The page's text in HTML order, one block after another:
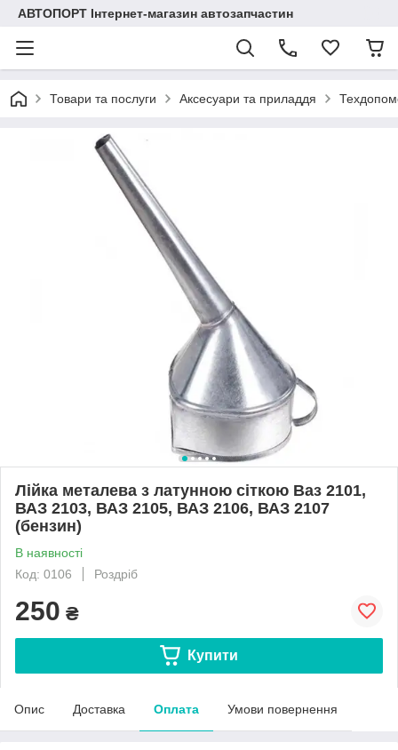
АВТОПОРТ Інтернет-магазин автозапчастин
Товари та послуги Аксесуари та приладдя
Лійка металева з латунною сіткою Ваз 2101,
ВАЗ 2103, ВАЗ 2105, ВАЗ 2106, ВАЗ 2107
(бензин)
В наявності
Код: 0106
Роздріб
250 ₴
Купити
Опис Доставка Оплата Умови повернення